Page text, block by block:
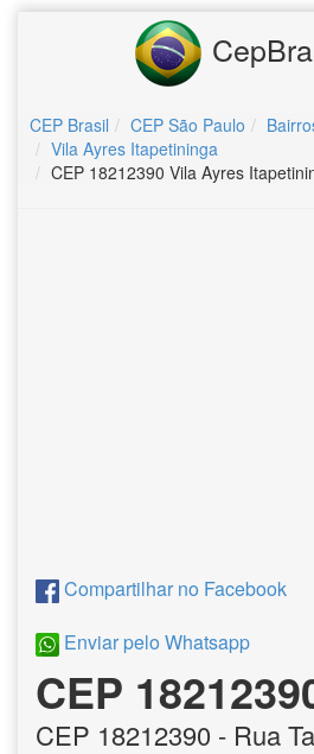
CEP Brasil CEP São Paulo
Vila Ayres Itapetininga
CEP 18212390 Vila Ayres
Compartilhar no Facebook
Enviar pelo Whatsapp
CEP
CEP 18212390 - Rua